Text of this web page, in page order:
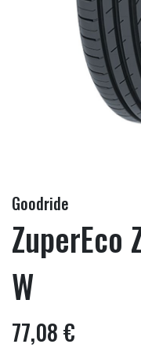
Goodride
ZuperEco
W
77,08 €